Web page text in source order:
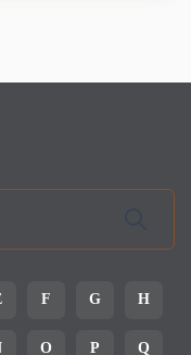
F G H
O P Q